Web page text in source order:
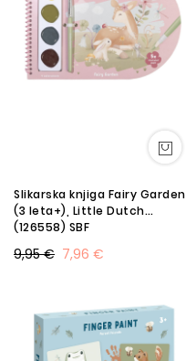
Slikarska knjiga Fairy Garden
(3 leta+), Little Dutch
(126558) SBF
7,96 €
9,95 €